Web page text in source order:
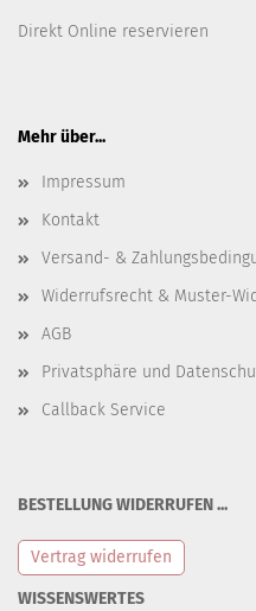
Direkt Online reservieren
Mehr über...
Impressum
Kontakt
Versand- &
Widerrufsrecht & Muster-
AGB
Privatsphäre und
Callback Service
BESTELLUNG WIDERRUFEN ...
Vertrag widerrufen
WISSENSWERTES